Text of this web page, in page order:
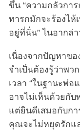
ขึ้น “ความกลัวกา
ทารกมักจะร้องไห้
อยู่ที่นั่น” ไนอากล่า
เนื่องจากปัญหาข
จำเป็นต้องรู้ว่าพว
เวลา “ในฐานะพ่
อาจไม่เห็นด้วยกับ
แต่ยินดีเสมอกับก
คุณจะไม่หยุดรักแ